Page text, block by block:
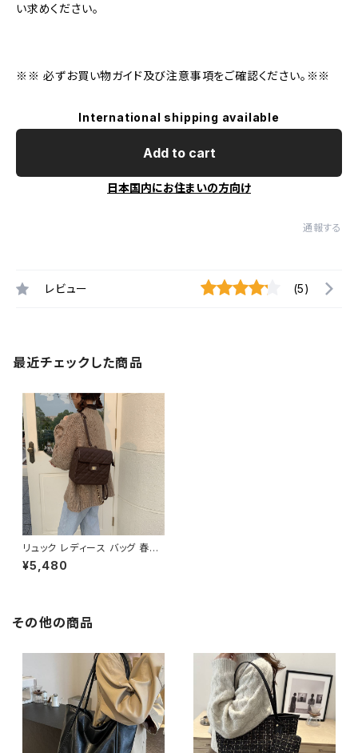
い求めください。
※※ 必ずお買い物ガイド及び注意事項をご確認ください。※※
International shipping available
Add to cart
日本国内にお住まいの方向け
通報する
レビュー (5)
最近チェックした商品
リュック レディース バッグ 春夏
秋冬 春 夏 秋 冬 黒 ショルダー
バッグ リュックサックバッグ 斜め
ッグ バックパック バッグパック
シンプル サッチェルバッグ ショル
ック デート 通勤バッグ 学生 学
校 通学 オフィスカジュアル デイ
リー お出かけ オフィス カジュア
ル 上品 大人 10代 20代 30代
40代 K-B0046
¥5,480
その他の商品